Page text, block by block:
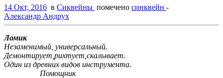
14 Окт, 2016 в Сиквейны помечено синквейн -
Александр Андрух
Ломик
Незаменимый, универсальный.
Демонтирует,рихтует,скалывает.
Один из древних видов инструмента.
Помощник